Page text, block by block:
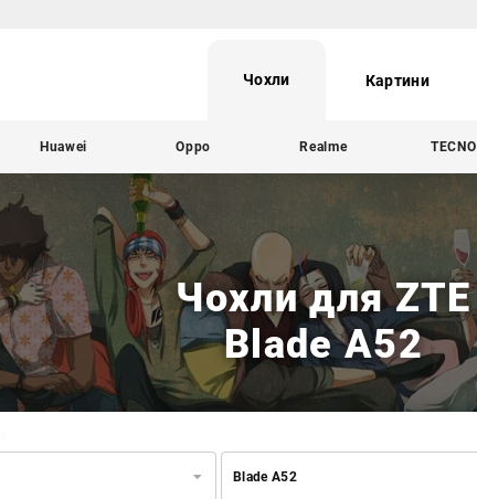
Чохли Картини
Huawei Oppo Realme TECNO
Чохли для ZTE
Blade A52
Blade A52